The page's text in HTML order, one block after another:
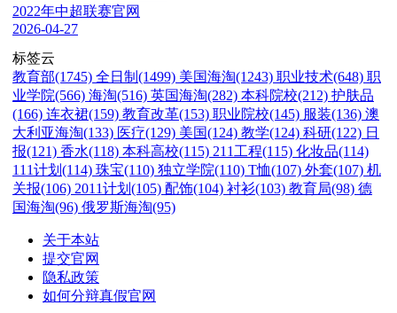
2022年中超联赛官网
2026-04-27
标签云
教育部(1745) 全日制(1499) 美国海淘(1243) 职业技术(648) 职
业学院(566) 海淘(516) 英国海淘(282) 本科院校(212) 护肤品
(166) 连衣裙(159) 教育改革(153) 职业院校(145) 服装(136) 澳
大利亚海淘(133) 医疗(129) 美国(124) 教学(124) 科研(122) 日
报(121) 香水(118) 本科高校(115) 211工程(115) 化妆品(114)
111计划(114) 珠宝(110) 独立学院(110) T恤(107) 外套(107) 机
关报(106) 2011计划(105) 配饰(104) 衬衫(103) 教育局(98) 德
国海淘(96) 俄罗斯海淘(95)
关于本站
提交官网
隐私政策
如何分辩真假官网